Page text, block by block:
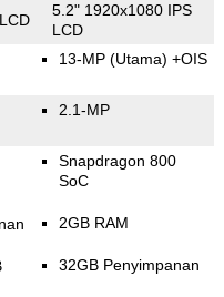
5.2" 1920x1080 IPS
LCD
13-MP (Utama) +OIS
2.1-MP
Snapdragon 800
SoC
2GB RAM
32GB Penyimpanan